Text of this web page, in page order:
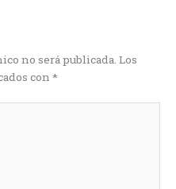
no será publicada. Los
con *